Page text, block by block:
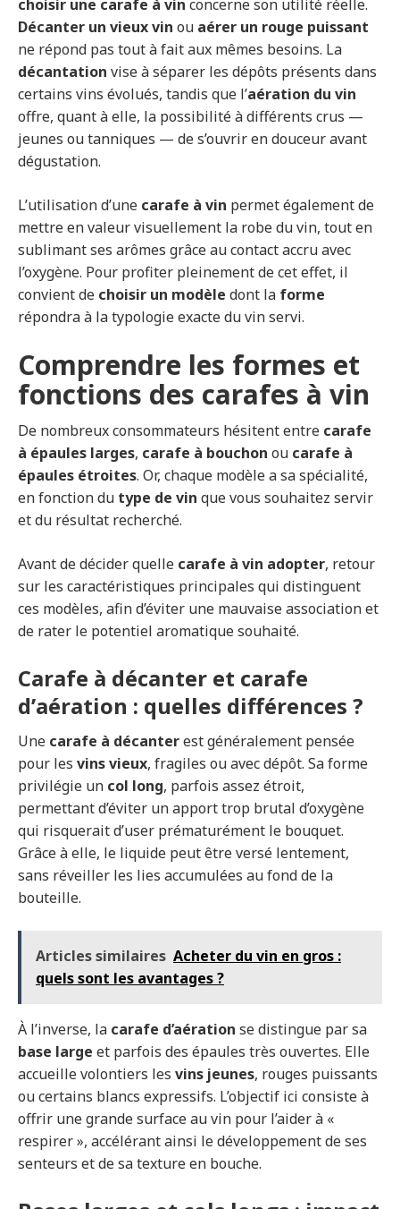
choisir une carafe à vin concerne son utilité réelle.
Décanter un vieux vin ou aérer un rouge puissant
ne répond pas tout à fait aux mêmes besoins. La
décantation vise à séparer les dépôts présents dans
certains vins évolués, tandis que l’aération du vin
offre, quant à elle, la possibilité à différents crus —
jeunes ou tanniques — de s’ouvrir en douceur avant
dégustation.
L’utilisation d’une carafe à vin permet également de
mettre en valeur visuellement la robe du vin, tout en
sublimant ses arômes grâce au contact accru avec
l’oxygène. Pour profiter pleinement de cet effet, il
convient de choisir un modèle dont la forme
répondra à la typologie exacte du vin servi.
Comprendre les formes et
fonctions des carafes à vin
De nombreux consommateurs hésitent entre carafe
à épaules larges, carafe à bouchon ou carafe à
épaules étroites. Or, chaque modèle a sa spécialité,
en fonction du type de vin que vous souhaitez servir
et du résultat recherché.
Avant de décider quelle carafe à vin adopter, retour
sur les caractéristiques principales qui distinguent
ces modèles, afin d’éviter une mauvaise association et
de rater le potentiel aromatique souhaité.
Carafe à décanter et carafe
d’aération : quelles différences ?
Une carafe à décanterest généralement pensée
pour les vins vieux, fragiles ou avec dépôt. Sa forme
privilégie un col long, parfois assez étroit,
permettant d’éviter un apport trop brutal d’oxygène
qui risquerait d’user prématurément le bouquet.
Grâce à elle, le liquide peut être versé lentement,
sans réveiller les lies accumulées au fond de la
bouteille.
Articles similaires Acheter du vin en gros :
quels sont les avantages ?
À l’inverse, la carafe d’aération se distingue par sa
base large et parfois des épaules très ouvertes. Elle
accueille volontiers les vins jeunes, rouges puissants
ou certains blancs expressifs. L’objectif ici consiste à
offrir une grande surface au vin pour l’aider à «
respirer », accélérant ainsi le développement de ses
senteurs et de sa texture en bouche.